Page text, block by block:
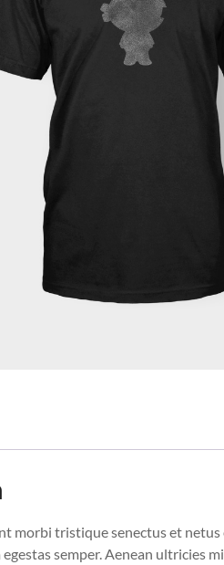
morbi tristique senectus et
semper. Aenean ultricies